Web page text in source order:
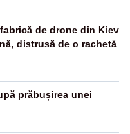
de drone din Kiev
distrusă de o rachetă
prăbușirea unei